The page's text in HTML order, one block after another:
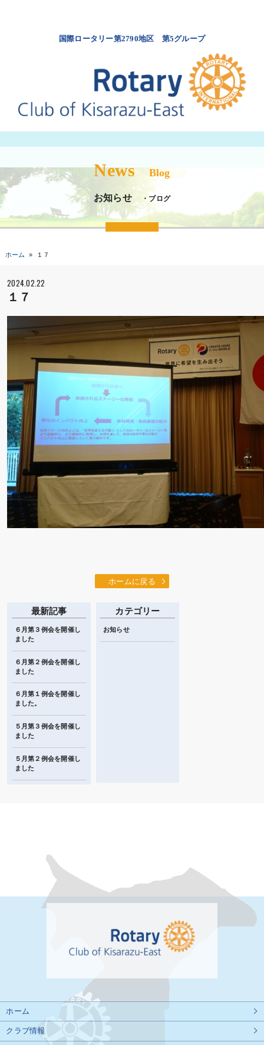
国際ロータリー第2790地区 第5グループ
News Blog
お知らせ ・ブログ
ホーム » １７
2024.02.22
１７
ホームに戻る
最新記事
６月第３例会を開催し
ました
６月第２例会を開催し
ました
６月第１例会を開催し
ました。
５月第３例会を開催し
ました
５月第２例会を開催し
ました
カテゴリー
お知らせ
ホーム
クラブ情報